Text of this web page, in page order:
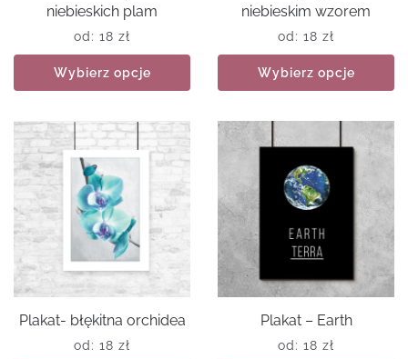
niebieskich plam
od: 18 zł
Wybierz opcje
niebieskim wzorem
od: 18 zł
Wybierz opcje
Plakat- błękitna orchidea
od: 18 zł
Plakat – Earth
od: 18 zł